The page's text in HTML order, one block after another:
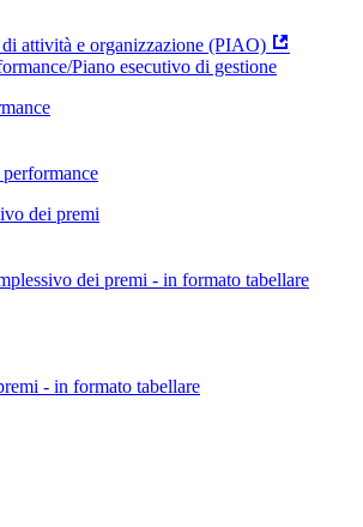
attività e organizzazione (PIAO)
Piano esecutivo di gestione
dei premi
dei premi - in formato tabellare
- in formato tabellare